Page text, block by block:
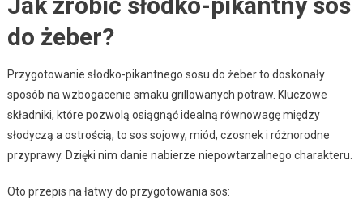
do żeber?
Przygotowanie słodko-pikantnego sosu do żeber to doskonały
sposób na wzbogacenie smaku grillowanych potraw. Kluczowe
składniki, które pozwolą osiągnąć idealną równowagę między
słodyczą a ostrością, to sos sojowy, miód, czosnek i różnorodne
przyprawy. Dzięki nim danie nabierze niepowtarzalnego charakteru.
Oto przepis na łatwy do przygotowania sos: